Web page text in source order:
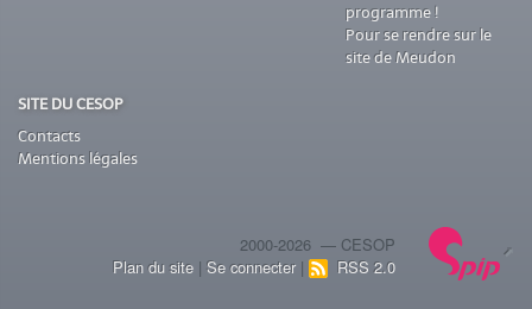
programme !
Pour se rendre sur le
site de Meudon
SITE DU CESOP
Contacts
Mentions légales
2000-2026 — CESOP
Plan du site | Se connecter | RSS 2.0